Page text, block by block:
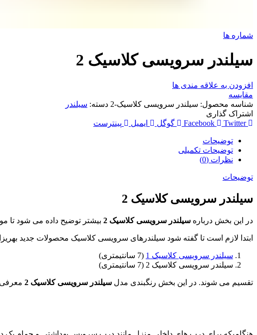
شماره ها
سیلندر سرویسی کلاسیک 2
افزودن به علاقه مندی ها
مقایسه
شناسه محصول: سیلندر سرویسی کلاسیک-2 دسته: سیلندر
اشتراک گذاری
Facebook
Twitter گوگل ایمیل پینترست
توضیحات
توضیحات تکمیلی
نظرات (0)
توضیحات
سیلندر سرویسی کلاسیک 2
در این بخش درباره سیلندر سرویسی کلاسیک 2 بیشتر توضیح داده می شود تا
ابتدا لازم است تا گفته شود سیلندرهای سرویسی کلاسیک محصولات جدید
سیلندر سرویسی کلاسیک 1
(7 سانتیمتری)
سیلندر سرویسی کلاسیک 2 (7 سانتیمتری)
تقسیم می شوند. در این بخش رنگبندی مدل سیلندر سرویسی کلاسیک 2